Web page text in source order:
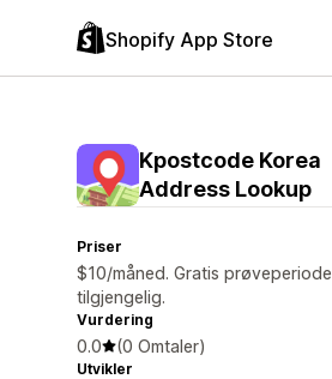
Shopify App Store
Kpostcode Korea
Address Lookup
Priser
$10/måned. Gratis prøveperiode
tilgjengelig.
Vurdering
0.0 (0 Omtaler)
Utvikler